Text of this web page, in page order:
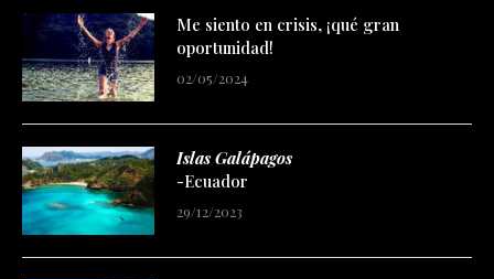
Me siento en crisis, ¡qué gran
oportunidad!
02/05/2024
Islas Galápagos
-Ecuador
29/12/2023